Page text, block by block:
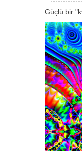
Güçlü bir